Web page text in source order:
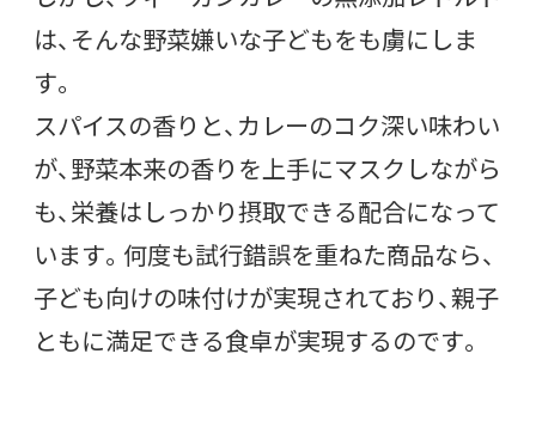
は、そんな野菜嫌いな子どもをも虜にしま
す。
スパイスの香りと、カレーのコク深い味わい
が、野菜本来の香りを上手にマスクしながら
も、栄養はしっかり摂取できる配合になって
います。何度も試行錯誤を重ねた商品なら、
子ども向けの味付けが実現されており、親子
ともに満足できる食卓が実現するのです。